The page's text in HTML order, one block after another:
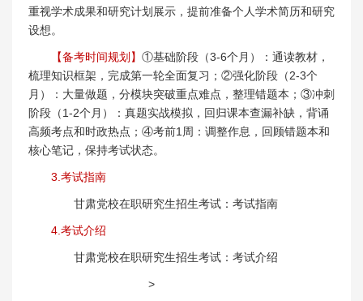
重视学术成果和研究计划展示，提前准备个人学术简历和研究
设想。
【备考时间规划】 ①基础阶段（3-6个月）：通读教材，
梳理知识框架，完成第一轮全面复习；②强化阶段（2-3个
月）：大量做题，分模块突破重点难点，整理错题本；③冲刺
阶段（1-2个月）：真题实战模拟，回归课本查漏补缺，背诵
高频考点和时政热点；④考前1周：调整作息，回顾错题本和
核心笔记，保持考试状态。
3.考试指南
甘肃党校在职研究生招生考试：考试指南
4.考试介绍
甘肃党校在职研究生招生考试：考试介绍
>